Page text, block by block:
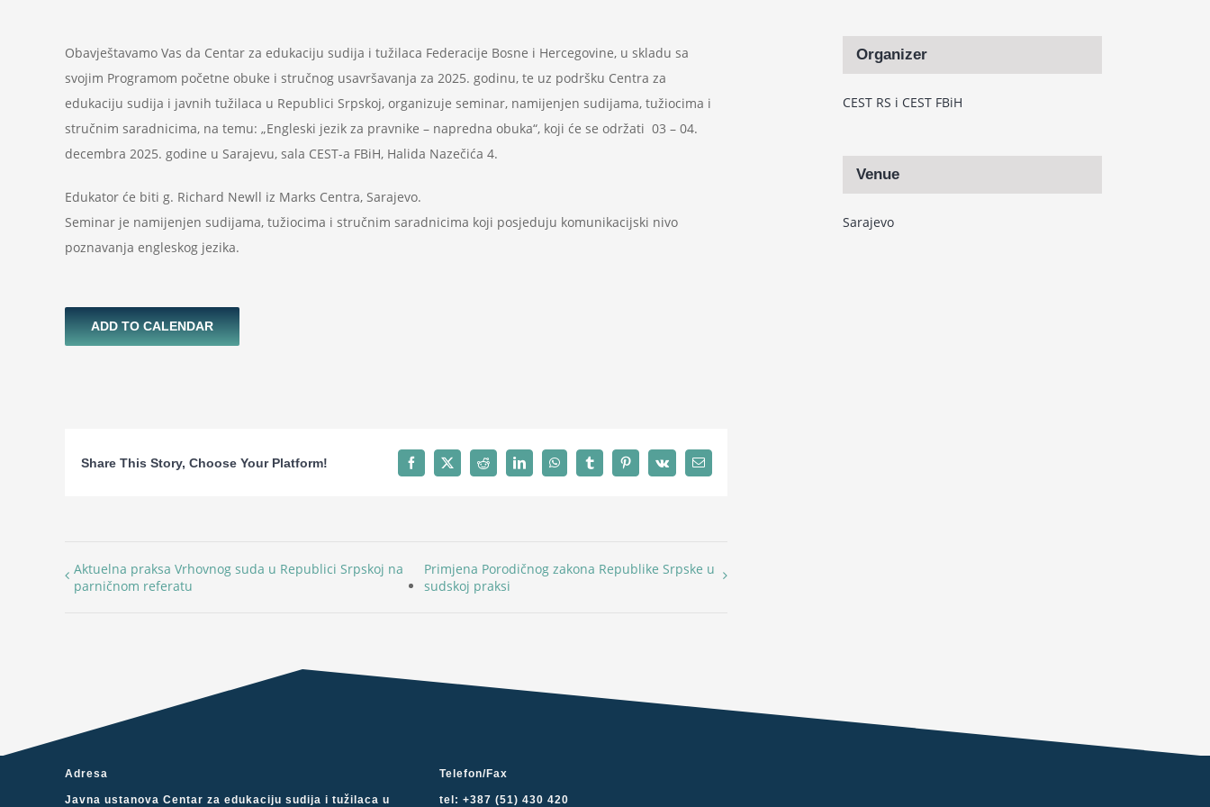
Obavještavamo Vas da Centar za edukaciju sudija i tužilaca Federacije Bosne i Hercegovine, u skladu sa
svojim Programom početne obuke i stručnog usavršavanja za 2025. godinu, te uz podršku Centra za
edukaciju sudija i javnih tužilaca u Republici Srpskoj, organizuje seminar, namijenjen sudijama, tužiocima i
stručnim saradnicima, na temu: „Engleski jezik za pravnike – napredna obuka“, koji će se održati 03 – 04.
decembra 2025. godine u Sarajevu, sala CEST-a FBiH, Halida Nazečića 4.
Edukator će biti g. Richard Newll iz Marks Centra, Sarajevo.
Seminar je namijenjen sudijama, tužiocima i stručnim saradnicima koji posjeduju komunikacijski nivo
poznavanja engleskog jezika.
ADD TO CALENDAR
Share This Story, Choose Your Platform! Facebook
X Reddit LinkedInWhatsAppTumblrPinterest
Vk Email
Aktuelna praksa Vrhovnog suda u Republici Srpskoj na
parničnom referatu
Primjena Porodičnog zakona Republike Srpske u
sudskoj praksi
Organizer
CEST RS i CEST FBiH
Venue
Sarajevo
Adresa
Javna ustanova Centar za edukaciju sudija i tužilaca u
Telefon/Fax
tel: +387 (51) 430 420